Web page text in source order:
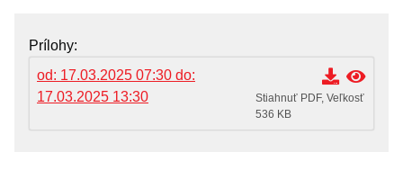
Dokumenty, žiadosti a tlačivá
Prílohy
od: 17.03.2025 07:30 do:
17.03.2025 13:30
Stiahnuť PDF, Veľkosť
536 KB